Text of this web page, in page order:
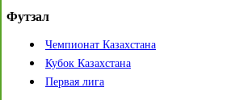
Футзал
Чемпионат Казахстана
Кубок Казахстана
Первая лига